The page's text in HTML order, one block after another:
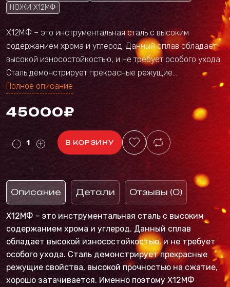
НОЖИ Х12МФ
Х12МФ – это инструментальная сталь с высоким
содержанием хрома и углерод. Данный сплав обладает
высокой износостойкостью, и не требует особого ухода.
Сталь демонстрирует прекрасные режущие...
Полное описание
45000₽
В КОРЗИНУ
Описание Детали Отзывы (0)
Х12МФ – это инструментальная сталь с высоким
содержанием хрома и углерод. Данный сплав
обладает высокой износостойкостью, и не требует
особого ухода. Сталь демонстрирует прекрасные
режущие свойства, высокой прочностью на сжатие,
хорошо затачивается. Именно поэтому Х12МФ